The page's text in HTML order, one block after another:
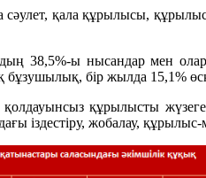
қала құрылысы,
38,5%-ы нысандар мен
бір жылда 15,1%
құрылысты
іздестіру, жобалау,